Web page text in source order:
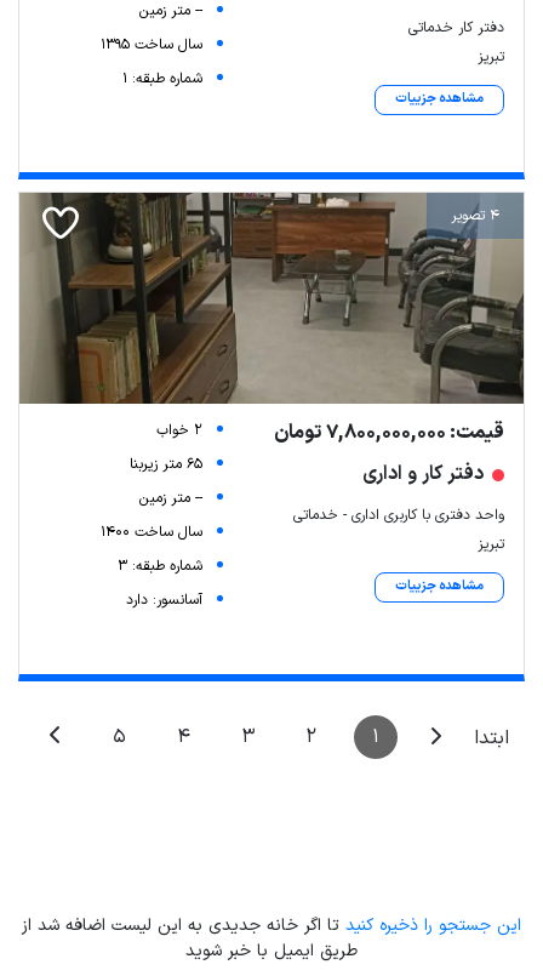
| Map data © ariamarz.com
دفتر کار خدماتی
تبریز
مشاهده جزییات
-- متر زمین
سال ساخت 1395
شماره طبقه: 1
4 تصویر
قیمت: 7,800,000,000 تومان
دفتر کار و اداری
واحد دفتری با کاربری اداری - خدماتی
تبریز
مشاهده جزییات
2 خواب
65 متر زیربنا
-- متر زمین
سال ساخت 1400
شماره طبقه: 3
آسانسور: دارد
ابتدا 1
2
3
4
5
این جستجو را ذخیره کنید تا اگر خانه جدیدی به این لیست اضافه شد از
طریق ایمیل با خبر شوید